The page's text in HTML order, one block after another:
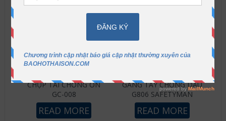
CHỤP TAI CHỐNG ỒN
GC-008
READ MORE
GĂNG TAY CHỐNG DẦU
G806 SAFETYMAN
READ MORE